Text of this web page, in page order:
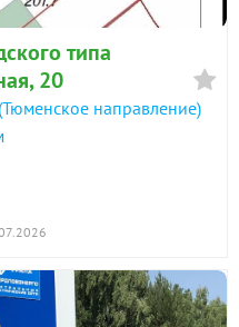
типа
20
направление)